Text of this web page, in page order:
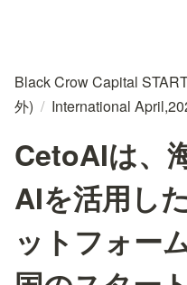
Black Crow Capital
外) / International
CetoAIは、
AIを活用し
ットフォー